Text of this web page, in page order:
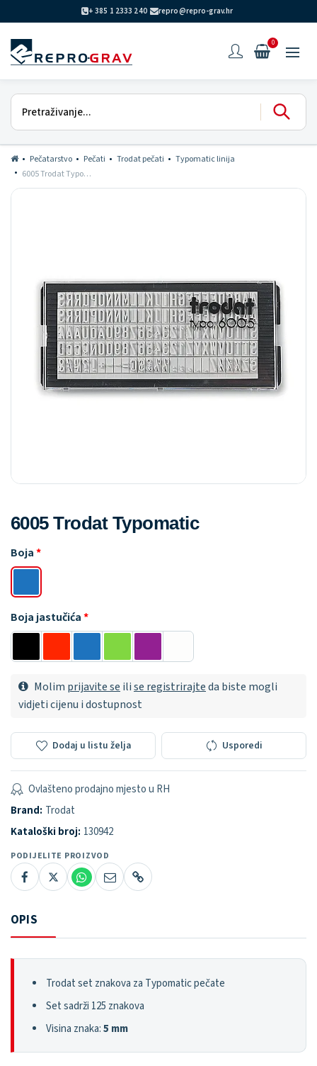
+ 385 1 2333 240 repro@repro-grav.hr
0
Pečatarstvo Pečati Trodat pečati
Typomatic linija
6005 Trodat Typomatic
6005 Trodat Typomatic
Boja
Boja jastučića
Molim prijavite se ilise registrirajteda biste mogli
vidjeti cijenu i dostupnost
Dodaj u listu želja Usporedi
Ovlašteno prodajno mjesto u RH
Brand: Trodat
Kataloški broj: 130942
PODIJELITE PROIZVOD
OPIS
Trodat set znakova za Typomatic pečate
Set sadrži 125 znakova
Visina znaka:5 mm